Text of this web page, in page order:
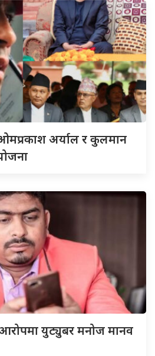
अर्याल र कुलमान
युट्युबर मनोज मानव